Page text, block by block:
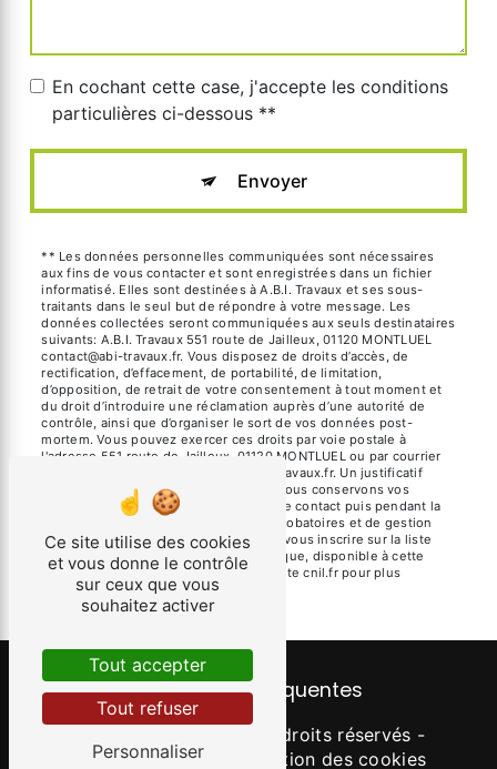
En cochant cette case, j'accepte les conditions
particulières ci-dessous **
Envoyer
** Les données personnelles communiquées sont nécessaires
aux fins de vous contacter et sont enregistrées dans un fichier
informatisé. Elles sont destinées à A.B.I. Travaux et ses sous-
traitants dans le seul but de répondre à votre message. Les
données collectées seront communiquées aux seuls destinataires
suivants: A.B.I. Travaux 551 route de Jailleux, 01120 MONTLUEL
contact@abi-travaux.fr. Vous disposez de droits d’accès, de
rectification, d’effacement, de portabilité, de limitation,
d’opposition, de retrait de votre consentement à tout moment et
du droit d’introduire une réclamation auprès d’une autorité de
contrôle, ainsi que d’organiser le sort de vos données post-
mortem. Vous pouvez exercer ces droits par voie postale à
l'adresse 551 route de Jailleux, 01120 MONTLUEL ou par courrier
électronique à l'adresse contact@abi-travaux.fr. Un justificatif
d'identité pourra vous être demandé. Nous conservons vos
données pendant la période de prise de contact puis pendant la
durée de prescription légale aux fins probatoires et de gestion
des contentieux. Vous avez le droit de vous inscrire sur la liste
d'opposition au démarchage téléphonique, disponible à cette
adresse:Bloctel.gouv.fr. Consultez le site cnil.fr pour plus
d’informations sur vos droits.
Recherches fréquentes
- 2026 - Tous droits réservés -
Mentions légales
Gestion des cookies
Ce site utilise des cookies
et vous donne le contrôle
sur ceux que vous
souhaitez activer
Tout accepter
Tout refuser
Personnaliser